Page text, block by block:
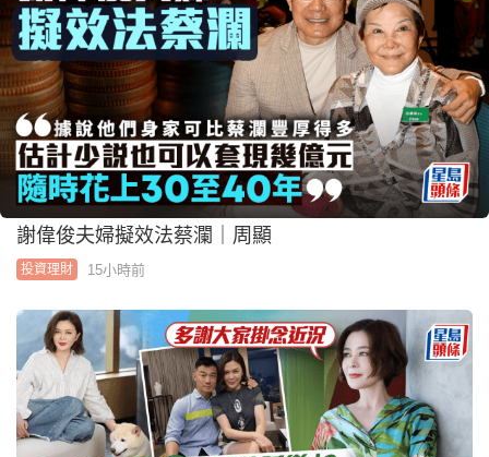
謝偉俊夫婦擬效法蔡瀾｜周顯
投資理財 15小時前